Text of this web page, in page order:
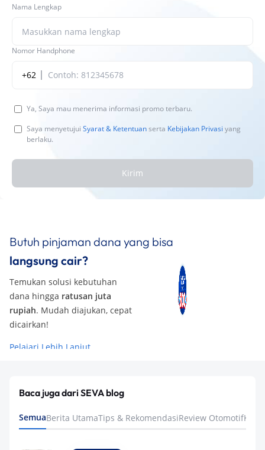
Nama Lengkap
Nomor Handphone
+62
Ya, Saya mau menerima informasi promo terbaru.
Saya menyetujui Syarat & Ketentuanserta Kebijakan Privasi yang
berlaku.
Kirim
Butuh pinjaman dana yang bisa
langsung cair?
Temukan solusi kebutuhan
dana hingga ratusan juta
rupiah. Mudah diajukan, cepat
dicairkan!
Pelajari Lebih Lanjut
Baca juga dari SEVA blog
SemuaBerita UtamaTips & RekomendasiReview Otomotif